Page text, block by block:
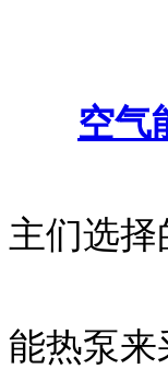
空气
主们选
能热泵来